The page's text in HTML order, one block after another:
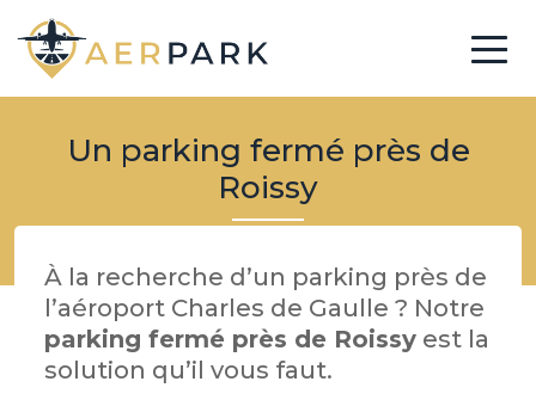
Un parking fermé près de
Roissy
À la recherche d’un parking près de
l’aéroport Charles de Gaulle ? Notre
parking fermé près de Roissy est la
solution qu’il vous faut.